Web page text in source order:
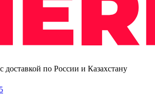
доставкой по России и Казахстану